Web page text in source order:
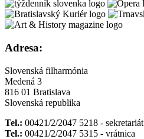
Adresa:
Slovenská filharmónia
Medená 3
816 01 Bratislava
Slovenská republika
Tel.: 00421/2/2047 5218 - sekretariát
Tel.: 00421/2/2047 5315 - vrátnica